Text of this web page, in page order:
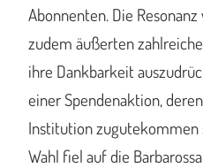
Abonnenten. Die
zudem äußerten
ihre Dankbarkeit
einer Spendenaktion,
Institution
Wahl fiel auf die